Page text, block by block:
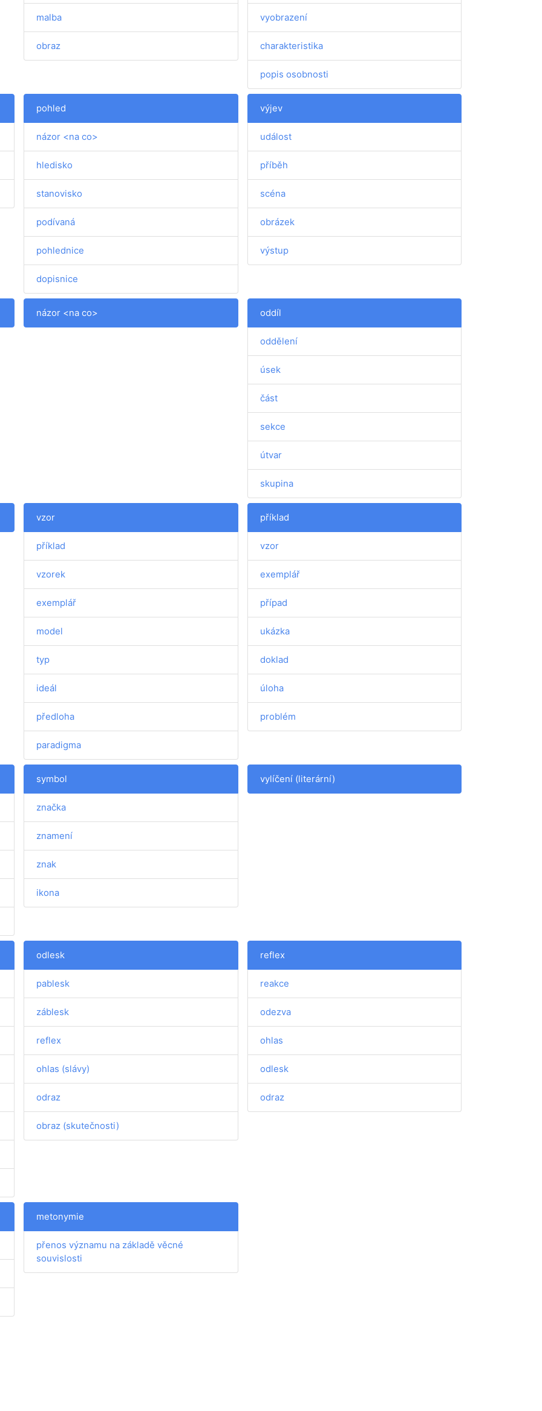
malba
obraz
vyobrazení
charakteristika
popis osobnosti
pohled
názor <na co>
hledisko
stanovisko
podívaná
pohlednice
dopisnice
výjev
událost
příběh
scéna
obrázek
výstup
názor <na co> oddíl
oddělení
úsek
část
sekce
útvar
skupina
vzor
příklad
vzorek
exemplář
model
typ
ideál
předloha
paradigma
příklad
vzor
exemplář
případ
ukázka
doklad
úloha
problém
symbol
značka
znamení
znak
ikona
vylíčení (literární)
odlesk
pablesk
záblesk
reflex
ohlas (slávy)
odraz
obraz (skutečnosti)
reflex
reakce
odezva
ohlas
odlesk
odraz
metonymie
přenos významu na základě věcné
souvislosti